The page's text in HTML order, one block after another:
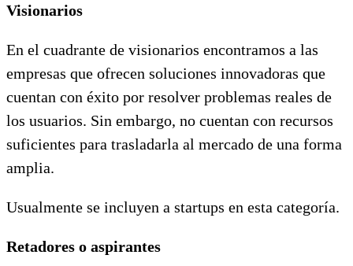
Visionarios
En el cuadrante de visionarios encontramos a las
empresas que ofrecen soluciones innovadoras que
cuentan con éxito por resolver problemas reales de
los usuarios. Sin embargo, no cuentan con recursos
suficientes para trasladarla al mercado de una forma
amplia.
Usualmente se incluyen a startups en esta categoría.
Retadores o aspirantes